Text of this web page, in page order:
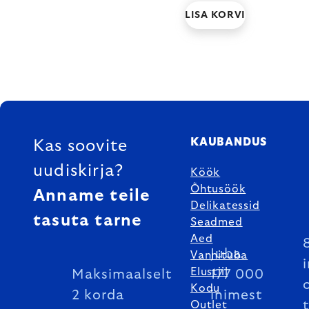
LISA KORVI
FOOTER
Kas soovite
uudiskirja?
Anname teile
tasuta tarne
Maksimaalselt
2 korda
Juba
177 000
inimest
KAUBANDUS
Köök
Õhtusöök
Delikatessid
Seadmed
Aed
Vannituba
Elustiil
Kodu
Outlet